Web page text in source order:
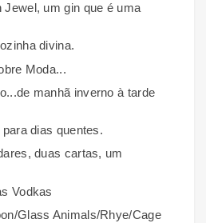
Jewel, um gin que é uma
divina.
Moda...
manhã inverno à tarde
dias quentes.
duas cartas, um
Vodkas
Glass Animals/Rhye/Cage